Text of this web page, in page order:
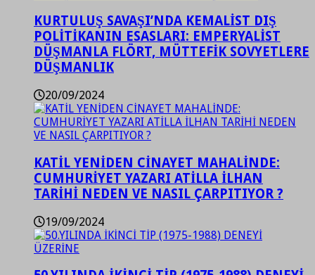
KURTULUŞ SAVAŞI’NDA KEMALİST DIŞ
POLİTİKANIN ESASLARI: EMPERYALİST
DÜŞMANLA FLÖRT, MÜTTEFİK SOVYETLERE
DÜŞMANLIK
20/09/2024
KATİL YENİDEN CİNAYET MAHALİNDE:
CUMHURİYET YAZARI ATİLLA İLHAN
TARİHİ NEDEN VE NASIL ÇARPITIYOR ?
19/09/2024